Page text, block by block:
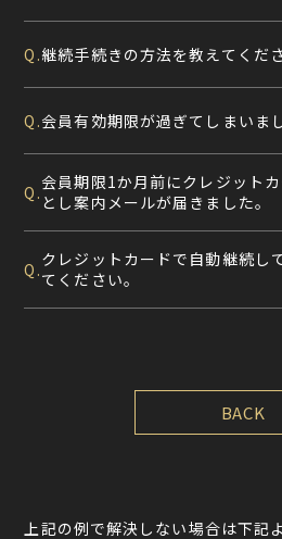
Q.継続手続きの方法を教えてくださ
Q.会員有効期限が過ぎてしまいま
Q.会員期限1か月前にクレジット
とし案内メールが届きました。
Q.クレジットカードで自動継続し
てください。
上記の例で解決しない場合は下記